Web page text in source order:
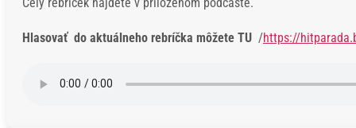
Celý rebríček nájdete v priloženom podcaste.
Hlasovať do aktuálneho rebríčka môžete TU /https://